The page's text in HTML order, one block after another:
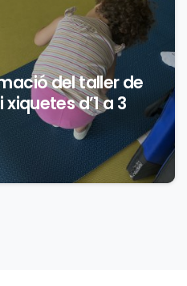
del taller de
d’1 a 3